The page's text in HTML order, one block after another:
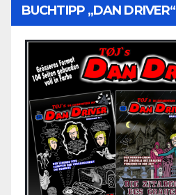
BUCHTIPP „DAN DRIVER“